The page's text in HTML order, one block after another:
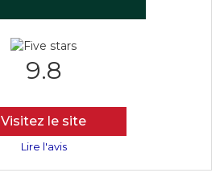
9.8
Visitez le site
Lire l'avis